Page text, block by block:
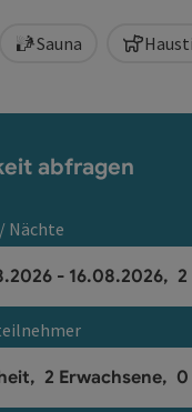
Sauna
abfragen
Nächte
- 16.08.2026, 2
und Personenfelder
, 2 Erwachsene, 0